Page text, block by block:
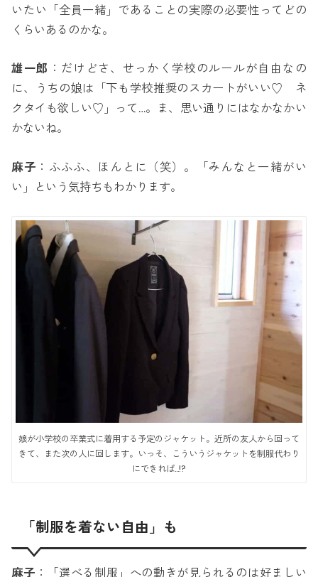
いたい「全員一緒」であることの実際の必要性ってどの
くらいあるのかな。
雄一郎 ：だけどさ、せっかく学校のルールが自由なの
に、うちの娘は「下も学校推奨のスカートがいい♡ ネ
クタイも欲しい♡」って…。ま、思い通りにはなかなかい
かないね。
麻子 ：ふふふ、ほんとに（笑）。「みんなと一緒がい
い」という気持ちもわかります。
娘が小学校の卒業式に着用する予定のジャケット。近所の友人から回って
きて、また次の人に回します。いっそ、こういうジャケットを制服代わり
にできれば…!?
「制服を着ない自由」も
麻子 ：「選べる制服」への動きが見られるのは好ましい